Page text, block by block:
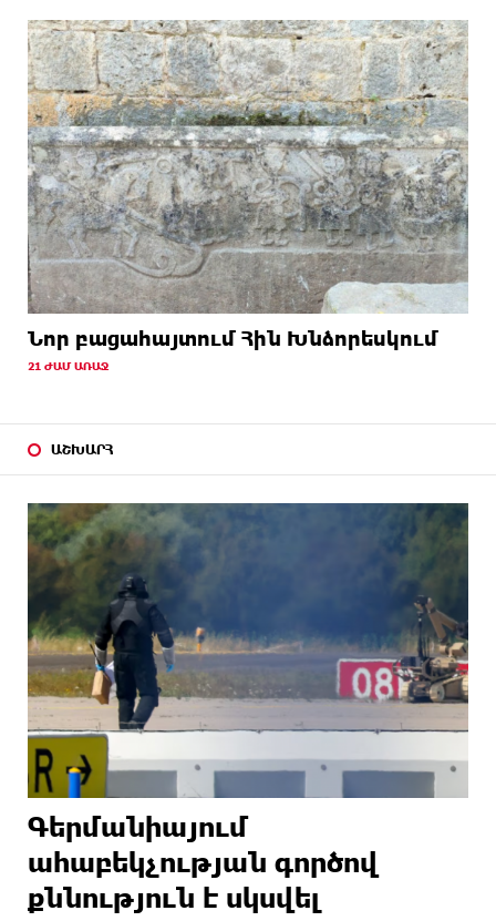
Նոր բացահայտում Հին Խնձորեսկում
21 ԺԱՄ ԱՌԱՋ
ԱՇԽԱՐՀ
Գերմանիայում
ահաբեկչության գործով
քննություն է սկսվել